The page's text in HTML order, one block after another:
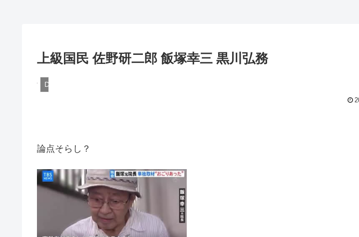
上級国民 佐野研二郎 飯塚幸三 黒川弘務
DQN
論点そらし？